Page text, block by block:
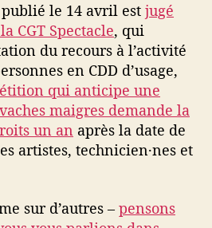
le 14 avril est jugé
CGT Spectacle, qui
du recours à l’activité
en CDD d’usage,
qui anticipe une
maigres demande la
un an après la date de
artistes, technicien·nes et
sur d’autres – pensons